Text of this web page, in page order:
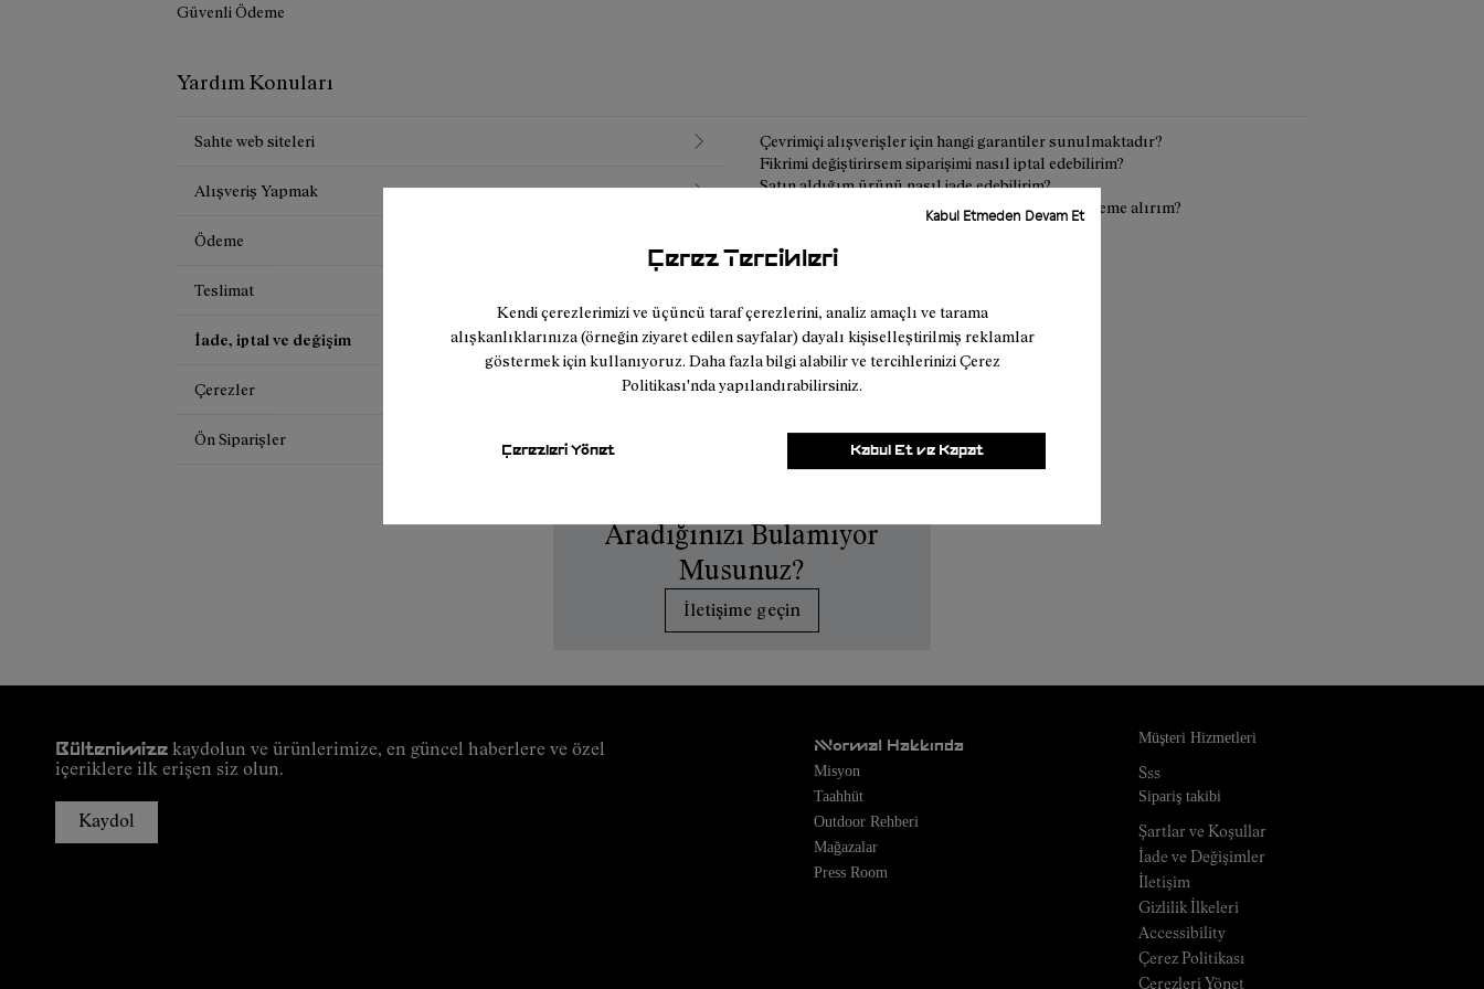
Çerez Tercihleri
Kendi çerezlerimizi ve üçüncü taraf çerezlerini, analiz amaçlı ve tarama
alışkanlıklarınıza (örneğin ziyaret edilen sayfalar) dayalı kişiselleştirilmiş reklamlar
göstermek için kullanıyoruz. Daha fazla bilgi alabilir ve tercihlerinizi Çerez
Politikası'nda yapılandırabilirsiniz.
Çerezleri Yönet
Kabul Etmeden Devam Et
Kabul Et ve Kapat
Güvenli Ödeme
Yardım Konuları
Sahte web siteleri
Alışveriş Yapmak
Ödeme
Teslimat
İade, iptal ve değişim
Çerezler
Ön Siparişler
Çevrimiçi alışverişler için hangi garantiler sunulmaktadır?
Fikrimi değiştirirsem siparişimi nasıl iptal edebilirim?
Satın aldığım ürünü nasıl iade edebilirim?
Online bir siparişi iade ettiğimde ne zaman geri ödeme alırım?
Aradığınızı Bulamıyor
Musunuz?
İletişime geçin
Bültenimize kaydolun ve ürünlerimize, en güncel haberlere ve özel
içeriklere ilk erişen siz olun.
Kaydol
NNormal Hakkında
Misyon
Taahhüt
Outdoor Rehberi
Mağazalar
Press Room
Müşteri Hizmetleri
Sss
Sipariş takibi
Şartlar ve Koşullar
İade ve Değişimler
İletişim
Gizlilik İlkeleri
Accessibility
Çerez Politikası
Çerezleri Yönet